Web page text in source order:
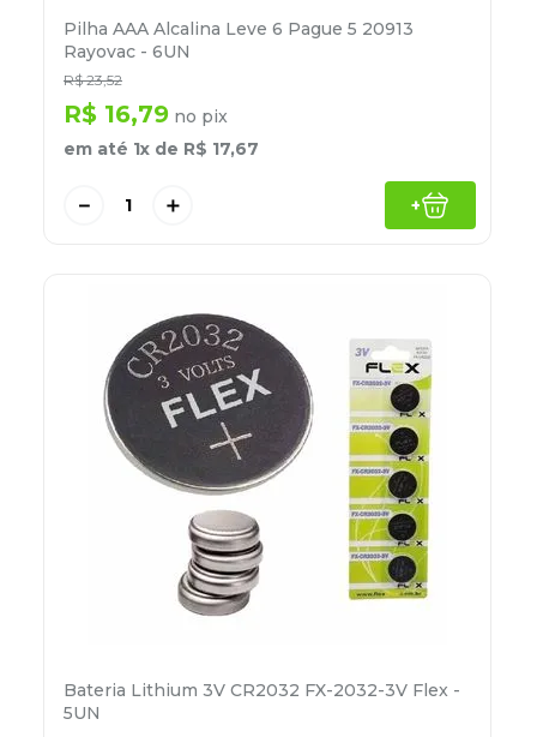
Pilha AAA Alcalina Leve 6 Pague 5 20913
Rayovac - 6UN
R$ 23,52
R$ 16,79 no pix
em até 1x de R$ 17,67
＋
－ +
Bateria Lithium 3V CR2032 FX-2032-3V Flex -
5UN